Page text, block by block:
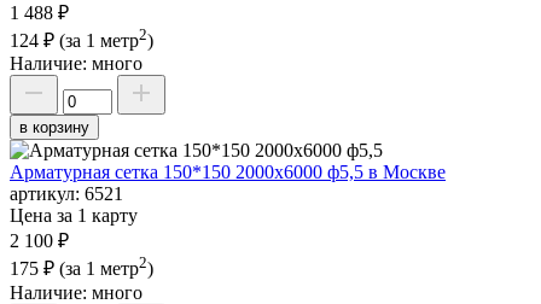
1 488 ₽
124 ₽ (за 1 метр2)
Наличие: много
в корзину
Арматурная сетка 150*150 2000х6000 ф5,5 в Москве
артикул: 6521
Цена за 1 карту
2 100 ₽
175 ₽ (за 1 метр2)
Наличие: много